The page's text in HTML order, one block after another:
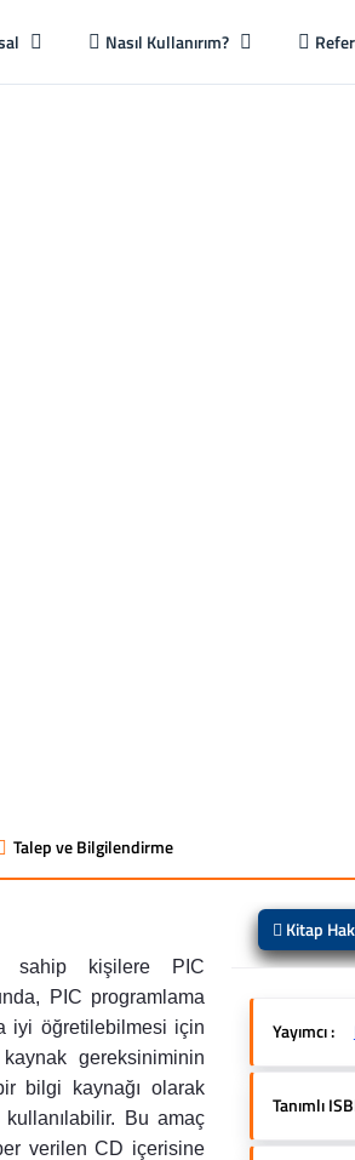
Nasıl Kullanırım?
Talep ve Bilgilendirme
sahip kişilere PIC
PIC programlama
iyi öğretilebilmesi için
gereksiniminin
bilgi kaynağı olarak
Bu amaç
verilen CD içerisine
Kitap
Yayımcı :
Tanımlı